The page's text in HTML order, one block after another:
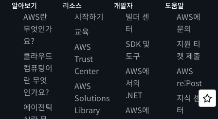
알아보기
AWS란
무엇인가
요?
클라우드
컴퓨팅이
란 무엇
인가요?
에이전틱
리소스
시작하기
교육
AWS
Trust
Center
AWS
Solutions
Library
개발자
빌더 센
터
SDK 및
도구
AWS에
서의
.NET
AWS에
도움말
AWS에
문의
지원 티
켓 제출
AWS
re:Post
지식 센
터